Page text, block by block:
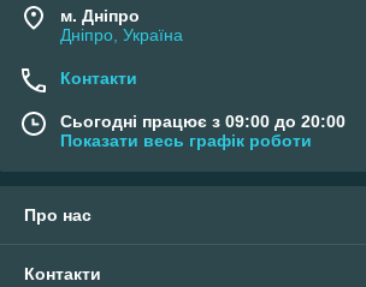
м. Дніпро
Дніпро, Україна
Контакти
Сьогодні працює з 09:00 до 20:00
Показати весь графік роботи
Про нас
Контакти